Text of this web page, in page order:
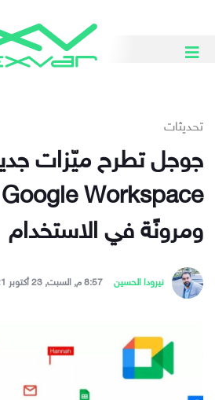
تحديثات
جوجل تطرح ميّزات
ومرونًة في الاستخدام
نيرودا الحسين 8:57 م, السبت, 23 أكتوبر 2021